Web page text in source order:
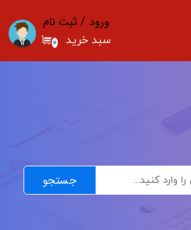
ورود / ثبت نام
۰ سبد خرید
جستجو